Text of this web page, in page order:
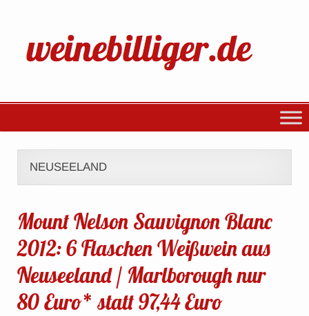
NEUSEELAND
Mount Nelson Sauvignon Blanc
2012: 6 Flaschen Weißwein aus
Neuseeland / Marlborough nur
80 Euro* statt 97,44 Euro